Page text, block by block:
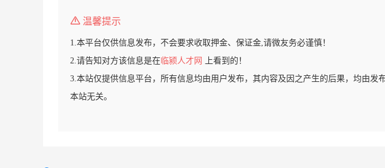
温馨提示
1.本平台仅供信息发布，不会要求收取押金、保证金,请微友务必谨慎！
2.请告知对方该信息是在 临颍人才网
上看到的！
3.本站仅提供信息平台，所有信息均由用户发布，其内容及因之产生的后果，均由发
本站无关。